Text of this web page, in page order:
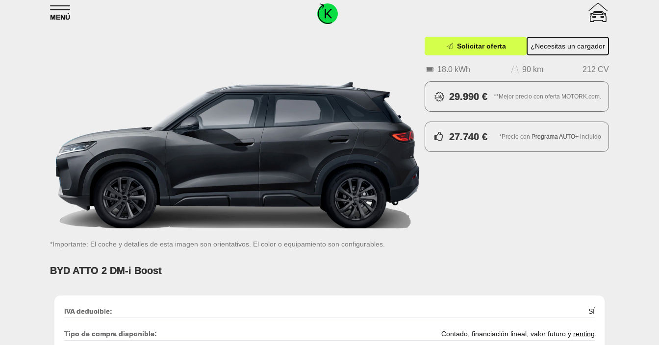
MENÚ
Solicitar oferta ¿Necesitas un cargador
18.0 kWh 90 km 212 CV
29.990 € **Mejor precio con oferta MOTORK.com.
27.740 € *Precio con Programa AUTO+ incluido
*Importante: El coche y detalles de esta imagen son orientativos. El color o equipamiento son configurables.
BYD ATTO 2 DM-i Boost
IVA deducible: SÍ
Tipo de compra disponible: Contado, financiación lineal, valor futuro y renting